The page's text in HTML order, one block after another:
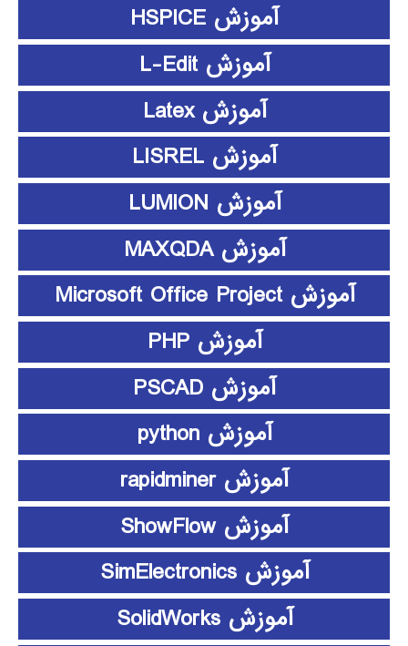
آموزش HSPICE
آموزش L-Edit
آموزش Latex
آموزش LISREL
آموزش LUMION
آموزش MAXQDA
آموزش Microsoft Office Project
آموزش PHP
آموزش PSCAD
آموزش python
آموزش rapidminer
آموزش ShowFlow
آموزش SimElectronics
آموزش SolidWorks